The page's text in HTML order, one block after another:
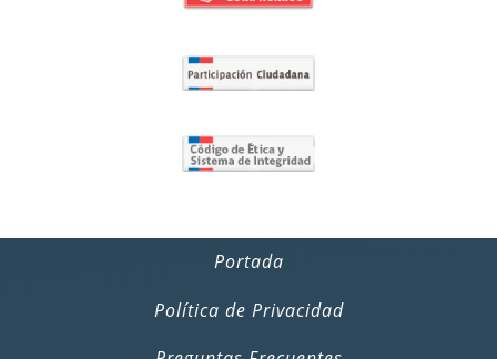
Portada
Política de Privacidad